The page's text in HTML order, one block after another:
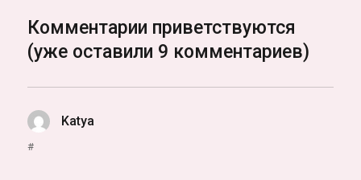
Комментарии приветствуются
(уже оставили 9 комментариев)
Katya
#